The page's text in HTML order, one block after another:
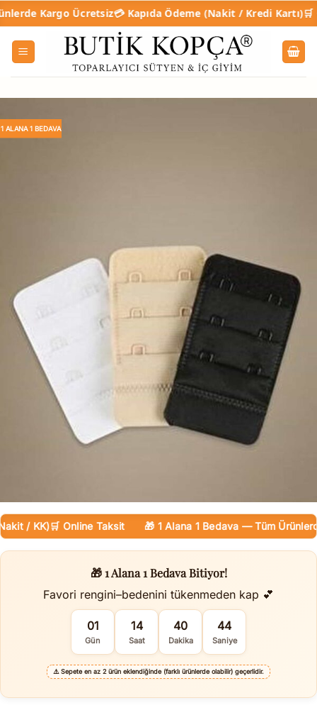
İçeriğe
atla
Ücretsiz💳 Kapıda Ödeme (Nakit / Kredi Kartı)🛒 Online
1 ALANA 1 BEDAVA
/ KK)🛒 Online Taksit 🎁 1 Alana 1 Bedava — Tüm Ürünlerde
🎁 1 Alana 1 Bedava Bitiyor!
Favori rengini–bedenini tükenmeden kap 💕
01
Gün
14
Saat
40
Dakika
43
Saniye
⚠️Sepete en az 2 ürün eklendiğinde (farklı ürünlerde olabilir) geçerlidir.